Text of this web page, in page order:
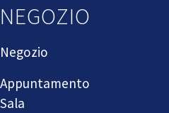
NEGOZIO
Negozio
Appuntamento
Sala